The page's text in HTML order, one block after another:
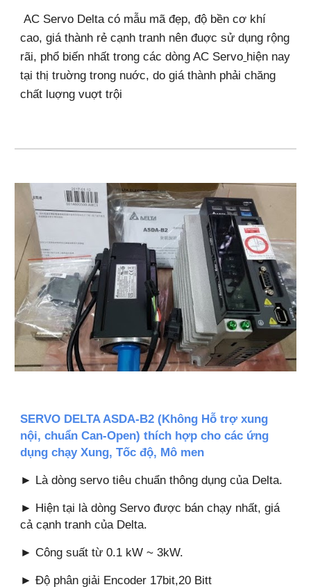
AC Servo Delta có mẫu mã đẹp, độ bền cơ khí
cao, giá thành rẻ cạnh tranh nên đuợc sử dụng rộng
rãi, phổ biến nhất trong các dòng AC Servo hiện nay
tại thị truờng trong nuớc, do giá thành phải chăng
chất luợng vuợt trội
SERVO DELTA ASDA-B2 (Không Hỗ trợ xung
nội, chuẩn Can-Open) thích hợp cho các ứng
dụng chạy Xung, Tốc độ, Mô men
► Là dòng servo tiêu chuẩn thông dụng của Delta.
► Hiện tại là dòng Servo được bán chạy nhất, giá
cả cạnh tranh của Delta.
► Công suất từ 0.1 kW ~ 3kW.
► Độ phân giải Encoder 17bit,20 Bitt